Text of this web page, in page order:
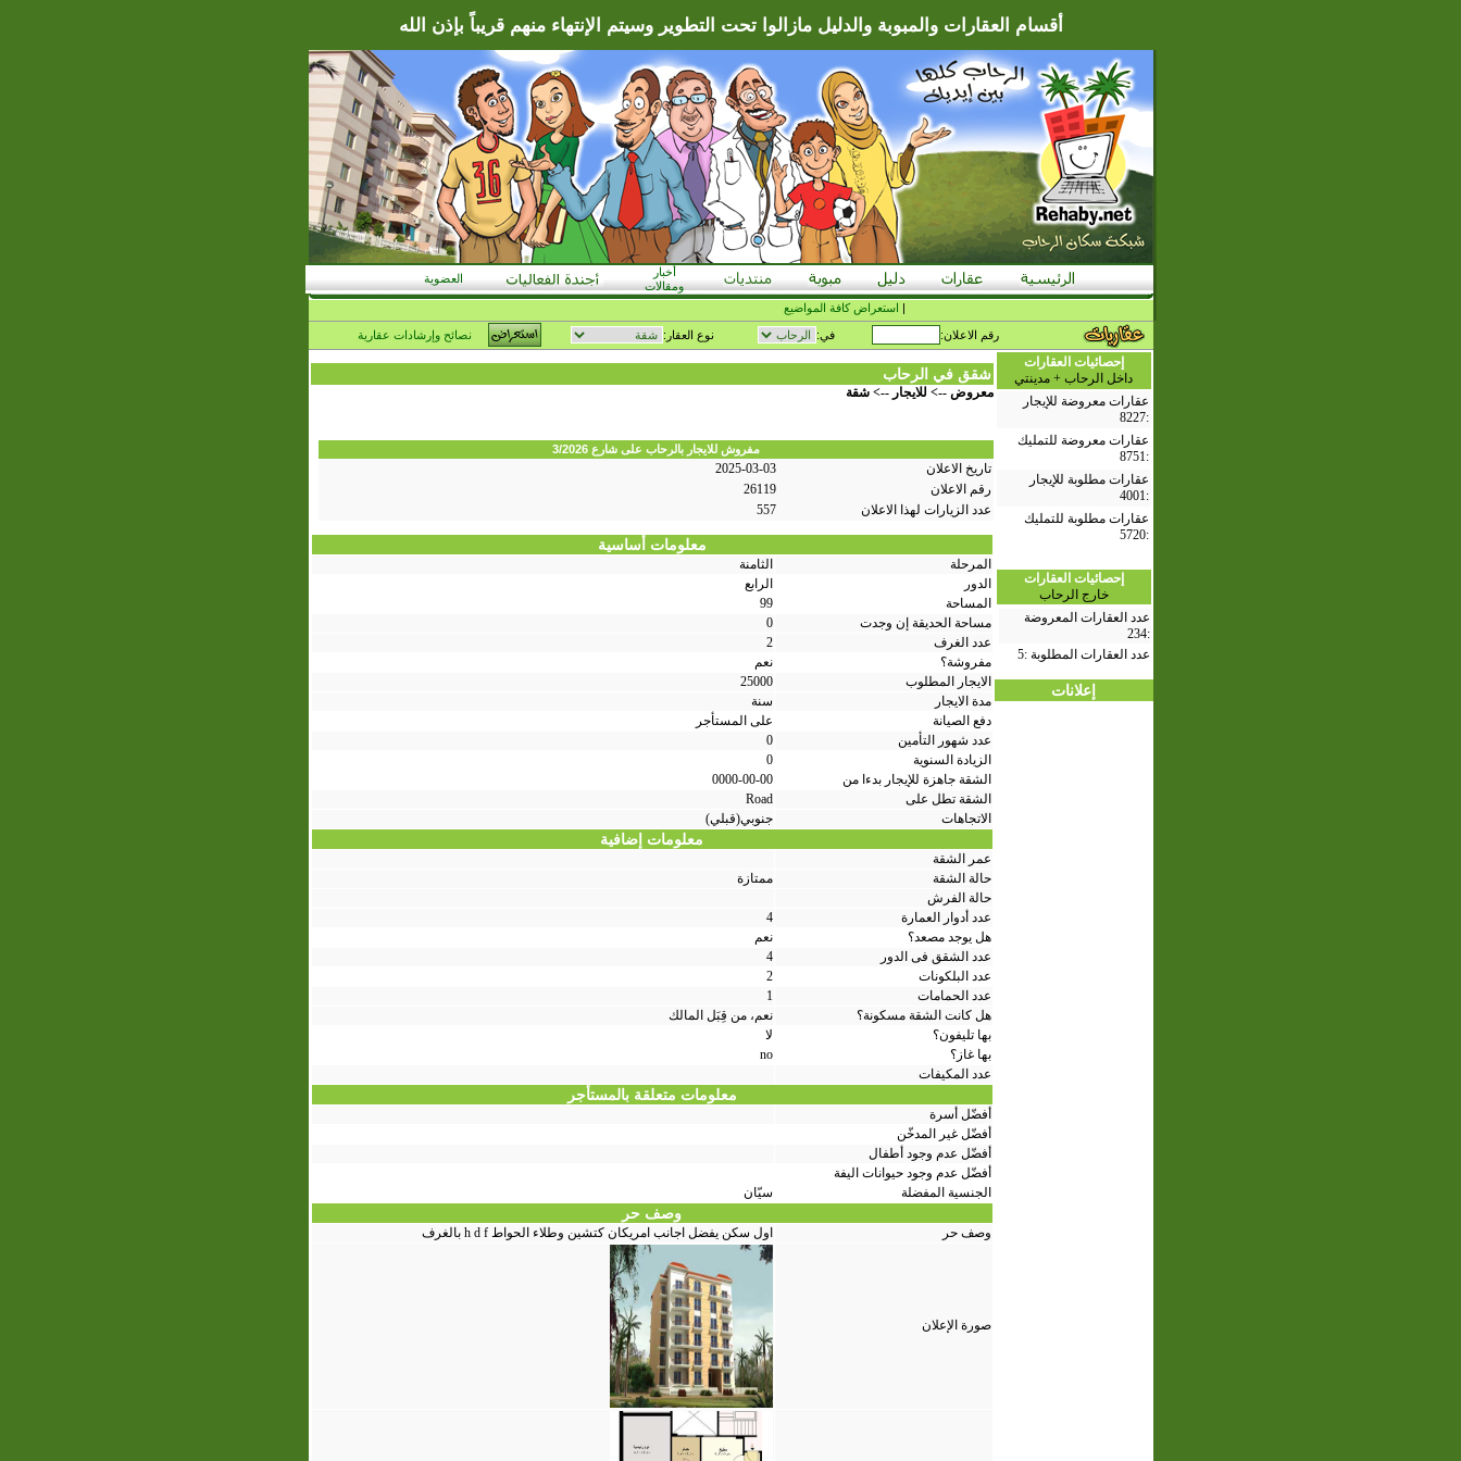
أقسام العقارات والمبوبة والدليل مازالوا تحت التطوير وسيتم الإنتهاء منهم قريباً بإذن الله
أخبار
ومقالات
العضوية
استعراض كافة المواضيع
نصائح وإرشادات عقارية نوع العقار: في: رقم الاعلان:
إحصائيات العقارات
داخل الرحاب + مدينتي
عقارات معروضة للإيجار
:
8227
عقارات معروضة للتمليك
:
8751
عقارات مطلوبة للإيجار
:
4001
عقارات مطلوبة للتمليك
:
5720
إحصائيات العقارات
خارج الرحاب
عدد العقارات المعروضة
:
234
عدد العقارات المطلوبة :5
إعلانات
شقق في الرحاب
معروض --> للايجار-->شقة
مفروش للايجار بالرحاب على شارع 3/2026
2025-03-03
تاريخ الاعلان
26119
رقم الاعلان
557
عدد الزيارات لهذا الاعلان
معلومات أساسية
الثامنة
المرحلة
الرابع
الدور
99
المساحة
0
مساحة الحديقة إن وجدت
2
عدد الغرف
نعم
مفروشة؟
25000
الايجار المطلوب
سنة
مدة الايجار
على المستأجر
دفع الصيانة
0
عدد شهور التأمين
0
الزيادة السنوية
0000-00-00
الشقة جاهزة للإيجار بدءا من
Road
الشقة تطل على
جنوبي(قبلي)
الاتجاهات
معلومات إضافية
عمر الشقة
ممتازة
حالة الشقة
حالة الفرش
4
عدد أدوار العمارة
نعم
هل يوجد مصعد؟
4
عدد الشقق فى الدور
2
عدد البلكونات
1
عدد الحمامات
نعم، من قِبَل المالك
هل كانت الشقة مسكونة؟
لا
بها تليفون؟
no
بها غاز؟
عدد المكيفات
معلومات متعلقة بالمستأجر
أفضّل أسرة
أفضّل غير المدخّن
أفضّل عدم وجود أطفال
أفضّل عدم وجود حيوانات اليفة
سيّان
الجنسية المفضلة
وصف حر
اول سكن يفضل اجانب امريكان كتشين وطلاء الحواط h d f بالغرف وصف حر
صورة الإعلان